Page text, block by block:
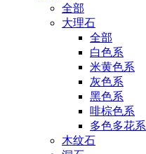
全部
大理石
全部
白色系
米黄色系
灰色系
黑色系
啡棕色系
多色多花系
木纹石